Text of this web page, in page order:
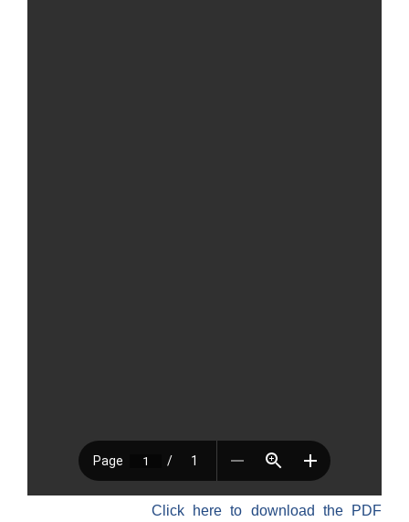
Click here to download the PDF